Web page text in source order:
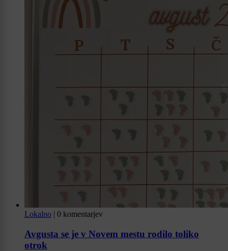
Lokalno | 0 komentarjev
Avgusta se je v Novem mestu rodilo toliko
otrok